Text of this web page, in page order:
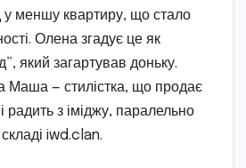
у меншу квартиру, що стало
Олена згадує це як
який загартував доньку.
Маша — стилістка, що продає
радить з іміджу, паралельно
iwd.clan.